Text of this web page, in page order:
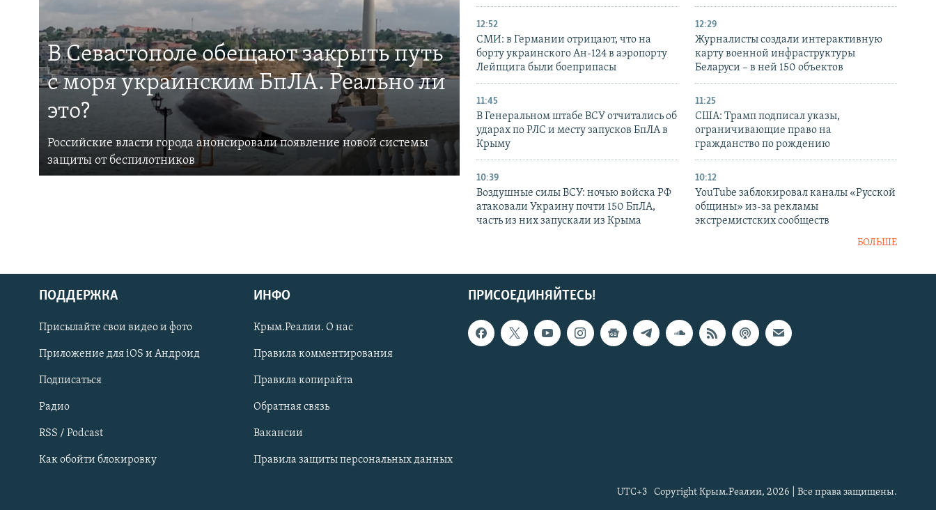
Українською
Qırımtatar
ПРИСОЕДИНЯЙТЕСЬ!
В Севастополе обещают закрыть путь
с моря украинским БпЛА. Реально ли
это?
Российские власти города анонсировали появление новой системы
защиты от беспилотников
12:52
СМИ: в Германии отрицают, что на
борту украинского Ан-124 в аэропорту
Лейпцига были боеприпасы
12:29
Журналисты создали интерактивную
карту военной инфраструктуры
Беларуси – в ней 150 объектов
11:45
В Генеральном штабе ВСУ отчитались об
ударах по РЛС и месту запусков БпЛА в
Крыму
11:25
США: Трамп подписал указы,
ограничивающие право на
гражданство по рождению
10:39
Воздушные силы ВСУ: ночью войска РФ
атаковали Украину почти 150 БпЛА,
часть из них запускали из Крыма
10:12
YouTube заблокировал каналы «Русской
общины» из-за рекламы
экстремистских сообществ
БОЛЬШЕ
ПРИСОЕДИНЯЙТЕСЬ!
ПОДДЕРЖКА
Присылайте свои видео и фото
Приложение для iOS и Андроид
Подписаться
Радио
RSS / Podcast
Как обойти блокировку
ИНФО
Крым.Реалии. О нас
Правила комментирования
Правила копирайта
Обратная связь
Вакансии
Правила защиты персональных данных
Copyright Крым.Реалии, 2026 | Все права защищены.
UTC+3